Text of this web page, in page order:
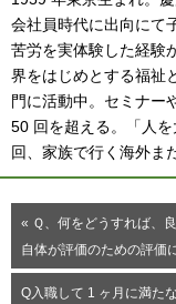
会社員時代に出向にて
苦労を実体験した経験
界をはじめとする福祉
門に活動中。セミナー
50 回を超える。「人
回、家族で行く海外ま
« Ｑ、何をどうすれば、
自体が評価のための評価
Q入職して 1 ヶ月に満た